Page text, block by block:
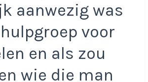
aanwezig was
voor
en als zou
wie die man